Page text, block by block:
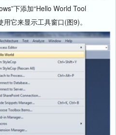
下添加“Hello World Tool
它来显示工具窗口(图9)。